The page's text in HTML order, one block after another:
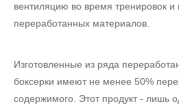
вентиляцию во время тренировок и
переработанных материалов.
Изготовленные из ряда
боксерки имеют не менее 50%
содержимого. Этот продукт - лишь